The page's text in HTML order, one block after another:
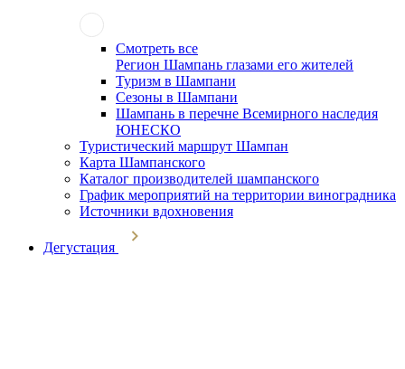
Смотреть все
Регион Шампань глазами его жителей
Туризм в Шампани
Сезоны в Шампани
Шампань в перечне Всемирного наследия
ЮНЕСКО
Туристический маршрут Шампан
Карта Шампанского
Каталог производителей шампанского
График мероприятий на территории виноградника
Источники вдохновения
Дегустация